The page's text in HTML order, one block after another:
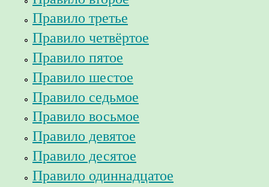
Правило третье
Правило четвёртое
Правило пятое
Правило шестое
Правило седьмое
Правило восьмое
Правило девятое
Правило десятое
Правило одиннадцатое